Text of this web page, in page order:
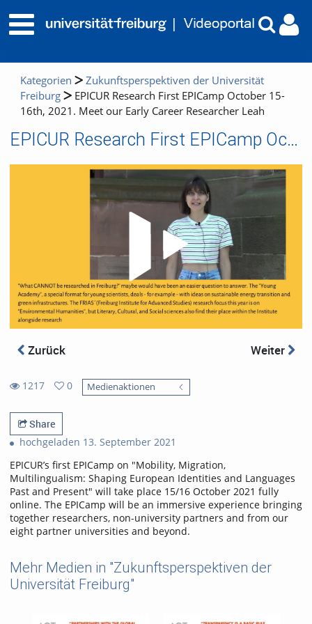
Kategorien
Zukunftsperspektiven der Universität
Freiburg
EPICUR Research First EPICamp October 15-
16th, 2021. Meet our Early Career Researcher Leah
EPICUR Research First EPICamp October 15-16th, 2021. Meet our Early Career Researcher Leah
Zurück Weiter
1217
views
0
favorites
Medienaktionen
Share
hochgeladen 13. September 2021
EPICUR’s first EPICamp on "Mobility, Migration,
Multilingualism: Shaping European Identities and Languages
Past and Present" will take place 15/16 October 2021 fully
online. The EPICamp will be an immersive experience bringing
together researchers, non-university partners and from our
eight partner universities and beyond.
Mehr Medien in "Zukunftsperspektiven der
Universität Freiburg"